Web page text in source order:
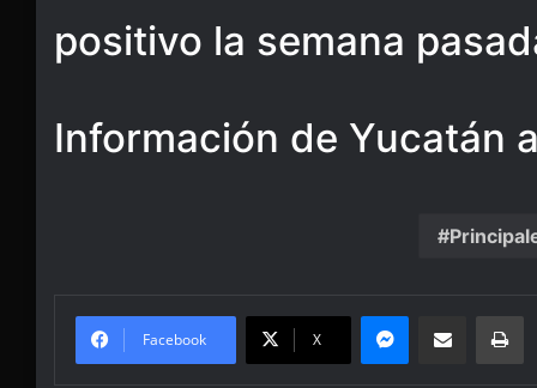
positivo la semana
Información de Yucatán
Facebook X
Messenger
Share via Email